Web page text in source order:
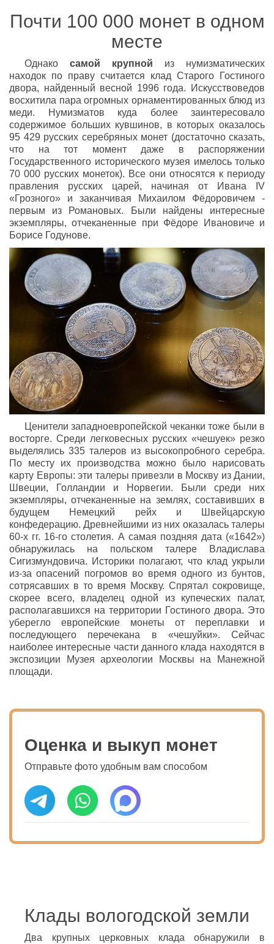
Почти 100 000 монет в одном
месте
Однако самой крупной из нумизматических
находок по праву считается клад Старого Гостиного
двора, найденный весной 1996 года. Искусствоведов
восхитила пара огромных орнаментированных блюд из
меди. Нумизматов куда более заинтересовало
содержимое больших кувшинов, в которых оказалось
95 429 русских серебряных монет (достаточно сказать,
что на тот момент даже в распоряжении
Государственного исторического музея имелось только
70 000 русских монеток). Все они относятся к периоду
правления русских царей, начиная от Ивана IV
«Грозного» и заканчивая Михаилом Фёдоровичем -
первым из Романовых. Были найдены интересные
экземпляры, отчеканенные при Фёдоре Ивановиче и
Борисе Годунове.
Ценители западноевропейской чеканки тоже были в
восторге. Среди легковесных русских «чешуек» резко
выделялись 335 талеров из высокопробного серебра.
По месту их производства можно было нарисовать
карту Европы: эти талеры привезли в Москву из Дании,
Швеции, Голландии и Норвегии. Были среди них
экземпляры, отчеканенные на землях, составивших в
будущем Немецкий рейх и Швейцарскую
конфедерацию. Древнейшими из них оказалась талеры
60-х гг. 16-го столетия. А самая поздняя дата («1642»)
обнаружилась на польском талере Владислава
Сигизмундовича. Историки полагают, что клад укрыли
из-за опасений погромов во время одного из бунтов,
сотрясавших в то время Москву. Спрятал сокровище,
скорее всего, владелец одной из купеческих палат,
располагавшихся на территории Гостиного двора. Это
уберегло европейские монеты от переплавки и
последующего перечекана в «чешуйки». Сейчас
наиболее интересные части данного клада находятся в
экспозиции Музея археологии Москвы на Манежной
площади.
Оценка и выкуп монет
Отправьте фото удобным вам способом
Клады вологодской земли
Два крупных церковных клада обнаружили в